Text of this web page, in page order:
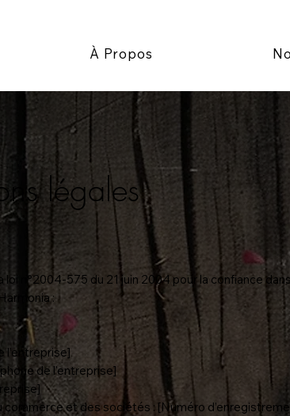
À Propos
légales
n°2004-575 du 21 juin 2004 pour la confiance
:
l’entreprise]
de l'entreprise]
et des sociétés : [Numéro